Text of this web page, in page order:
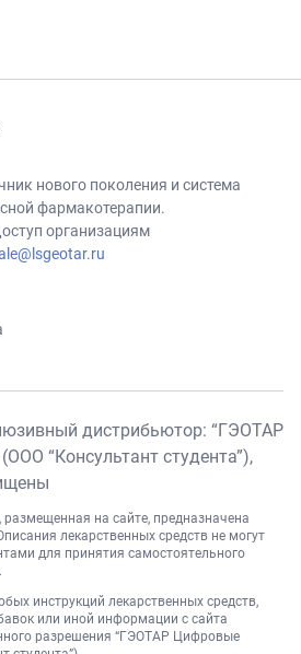
нового поколения и система
фармакотерапии.
организациям
дистрибьютор: “ГЭОТАР
“Консультант студента”),
на сайте, предназначена
лекарственных средств не могут
для принятия самостоятельного
инструкций лекарственных средств,
или иной информации с сайта
разрешения “ГЭОТАР Цифровые